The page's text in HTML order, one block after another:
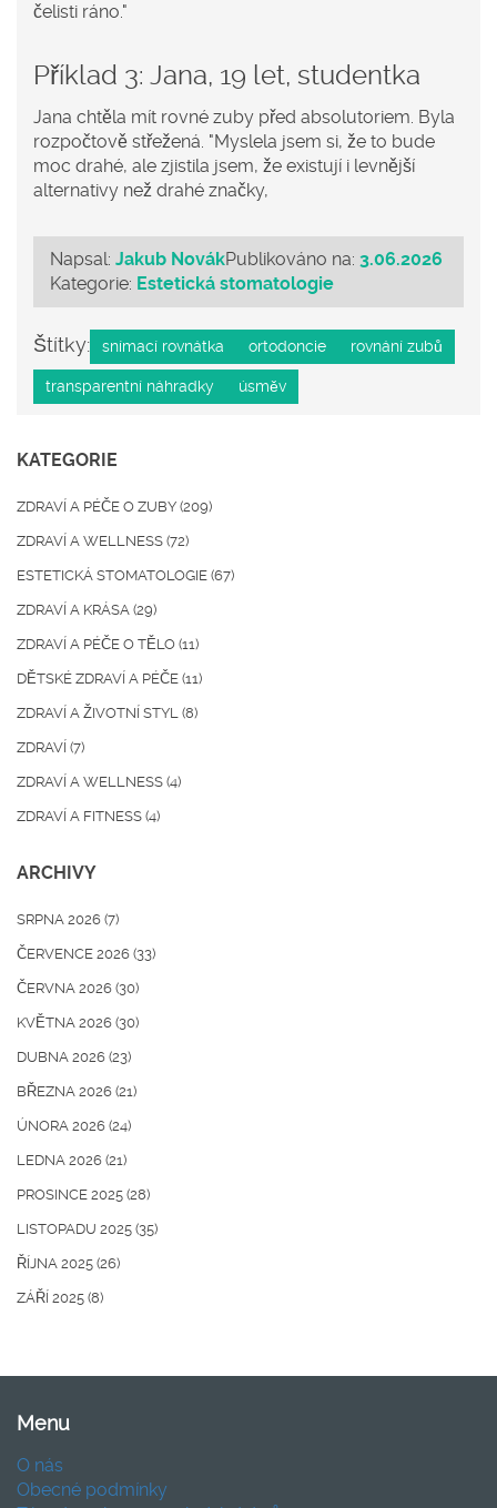
čelisti ráno."
Příklad 3: Jana, 19 let, studentka
Jana chtěla mít rovné zuby před absolutoriem. Byla
rozpočtově střežená. "Myslela jsem si, že to bude
moc drahé, ale zjistila jsem, že existují i levnější
alternativy než drahé značky,
Napsal: Jakub NovákPublikováno na: 3.06.2026
Kategorie: Estetická stomatologie
Štítky: snímací rovnátka ortodoncie rovnání zubů
transparentní náhradky úsměv
KATEGORIE
ZDRAVÍ A PÉČE O ZUBY (209)
ZDRAVÍ A WELLNESS (72)
ESTETICKÁ STOMATOLOGIE (67)
ZDRAVÍ A KRÁSA (29)
ZDRAVÍ A PÉČE O TĚLO (11)
DĚTSKÉ ZDRAVÍ A PÉČE (11)
ZDRAVÍ A ŽIVOTNÍ STYL (8)
ZDRAVÍ (7)
ZDRAVÍ A WELLNESS (4)
ZDRAVÍ A FITNESS (4)
ARCHIVY
SRPNA 2026 (7)
ČERVENCE 2026 (33)
ČERVNA 2026 (30)
KVĚTNA 2026 (30)
DUBNA 2026 (23)
BŘEZNA 2026 (21)
ÚNORA 2026 (24)
LEDNA 2026 (21)
PROSINCE 2025 (28)
LISTOPADU 2025 (35)
ŘÍJNA 2025 (26)
ZÁŘÍ 2025 (8)
Menu
O nás
Obecné podmínky